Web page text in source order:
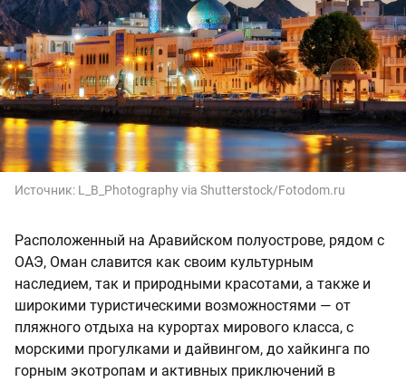
Источник: L_B_Photography via Shutterstock/Fotodom.ru
Расположенный на Аравийском полуострове, рядом с
ОАЭ, Оман славится как своим культурным
наследием, так и природными красотами, а также и
широкими туристическими возможностями — от
пляжного отдыха на курортах мирового класса, с
морскими прогулками и дайвингом, до хайкинга по
горным экотропам и активных приключений в